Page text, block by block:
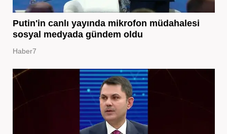
Putin'in canlı yayında mikrofon müdahalesi
sosyal medyada gündem oldu
Haber7